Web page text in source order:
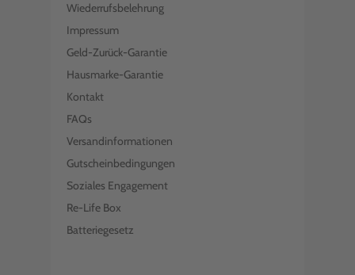
Wiederrufsbelehrung
Impressum
Geld-Zurück-Garantie
Hausmarke-Garantie
Kontakt
FAQs
Versandinformationen
Gutscheinbedingungen
Soziales Engagement
Re-Life Box
Batteriegesetz